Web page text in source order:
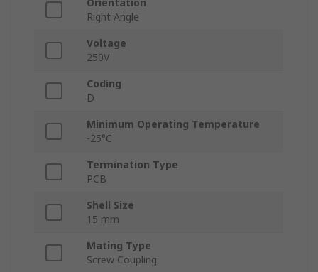
Orientation
Right Angle
Voltage
250V
Coding
D
Minimum Operating Temperature
-25°C
Termination Type
PCB
Shell Size
15 mm
Mating Type
Screw Coupling